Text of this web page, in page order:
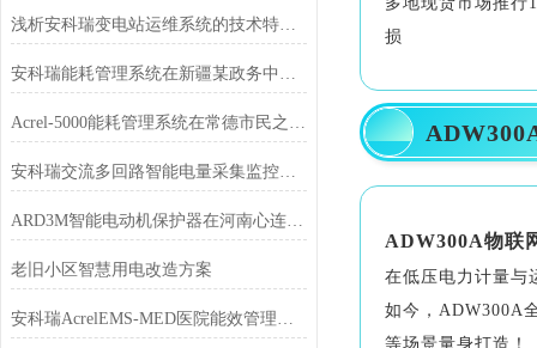
浅析安科瑞变电站运维系统的技术特点及其应用
安科瑞能耗管理系统在新疆某政务中心项目的研究与应用
Acrel-5000能耗管理系统在常德市民之家的应用
安科瑞交流多回路智能电量采集监控装置在河南某高速公路项目的应用
ARD3M智能电动机保护器在河南心连心化学工业集团的应用
老旧小区智慧用电改造方案
安科瑞AcrelEMS-MED医院能效管理平台行业解决方案
损
03
ADW300A物联
在低压电力计量与
如今，ADW300A
等场景量身打造！